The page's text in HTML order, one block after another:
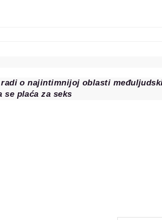
radi o najintimnijoj oblasti
se plaća za seks